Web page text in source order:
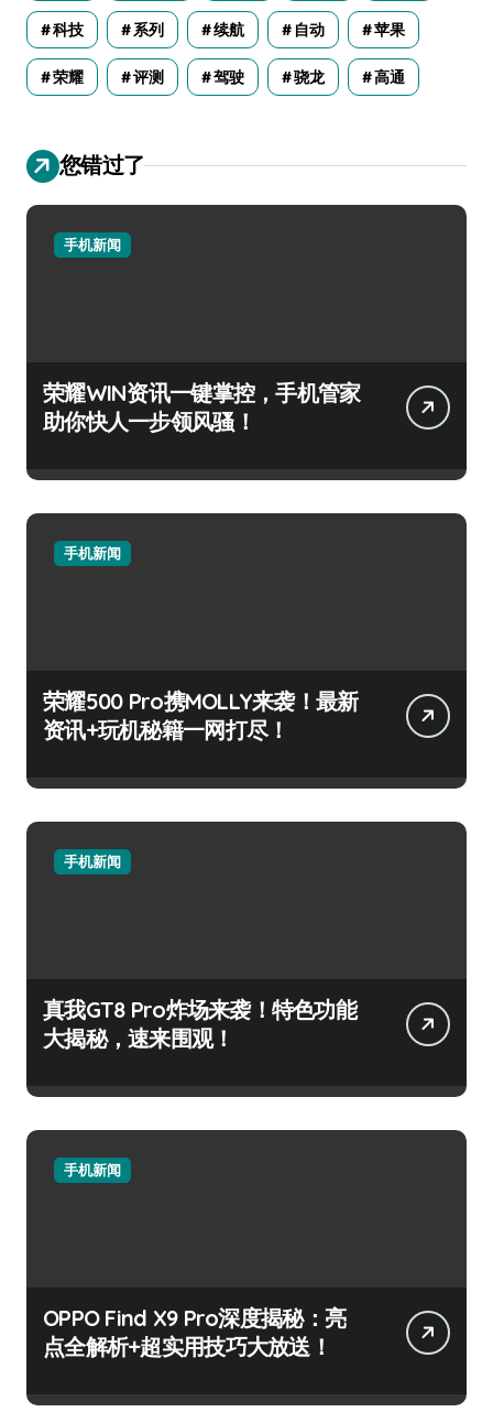
科技 系列 续航 自动 苹果
荣耀 评测 驾驶 骁龙 高通
您错过了
手机新闻
荣耀WIN资讯一键掌控，手机管家
助你快人一步领风骚！
手机新闻
荣耀500 Pro携MOLLY来袭！最新
资讯+玩机秘籍一网打尽！
手机新闻
真我GT8 Pro炸场来袭！特色功能
大揭秘，速来围观！
手机新闻
OPPO Find X9 Pro深度揭秘：亮
点全解析+超实用技巧大放送！